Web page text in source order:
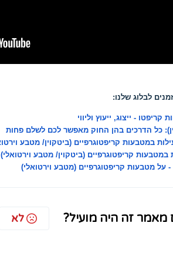
לבלוג שלנו:
- ייצוג, ייעוץ וליווי
כל הדרכים בהן החוק מאפשר לכם לשלם פחות
במטבעות קריפטוגרפיים (ביטקוין/ מטבע וירטואלי)
על מטבעות קריפטוגרפיים (מטבע וירטואלי)
זה היה מועיל? לא